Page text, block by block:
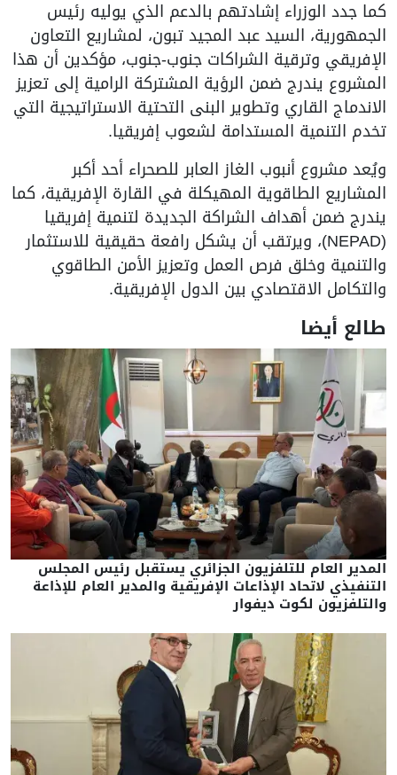
جدد الوزراء إشادتهم بالدعم الذي يوليه رئيس
السيد عبد المجيد تبون، لمشاريع التعاون
وترقية الشراكات جنوب-جنوب، مؤكدين أن هذا
يندرج ضمن الرؤية المشتركة الرامية إلى تعزيز
القاري وتطوير البنى التحتية الاستراتيجية التي
التنمية المستدامة لشعوب إفريقيا.
مشروع أنبوب الغاز العابر للصحراء أحد أكبر
الطاقوية المهيكلة في القارة الإفريقية، كما
ضمن أهداف الشراكة الجديدة لتنمية إفريقيا
(NEPAD)، ويرتقب أن يشكل رافعة حقيقية للاستثمار
وخلق فرص العمل وتعزيز الأمن الطاقوي
الاقتصادي بين الدول الإفريقية.
أيضا
العام للتلفزيون الجزائري يستقبل رئيس المجلس
لاتحاد الإذاعات الإفريقية والمدير العام للإذاعة
لكوت ديفوار